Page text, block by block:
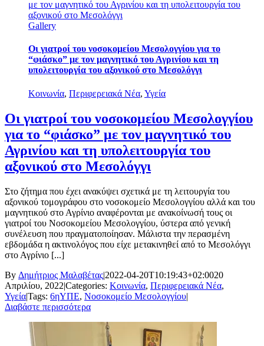
με τον μαγνητικό του Αγρινίου και τη υπολειτουργία του
αξονικού στο Μεσολόγγι
Gallery
Οι γιατροί του νοσοκομείου Μεσολογγίου για το
“φιάσκο” με τον μαγνητικό του Αγρινίου και τη
υπολειτουργία του αξονικού στο Μεσολόγγι
Κοινωνία, Περιφερειακά Νέα, Υγεία
Οι γιατροί του νοσοκομείου Μεσολογγίου
για το “φιάσκο” με τον μαγνητικό του
Αγρινίου και τη υπολειτουργία του
αξονικού στο Μεσολόγγι
Στο ζήτημα που έχει ανακύψει σχετικά με τη λειτουργία του
αξονικού τομογράφου στο νοσοκομείο Μεσολογγίου αλλά και του
μαγνητικού στο Αγρίνιο αναφέρονται με ανακοίνωσή τους οι
γιατροί του Νοσοκομείου Μεσολογγίου, ύστερα από γενική
συνέλευση που πραγματοποίησαν. Μάλιστα την περασμένη
εβδομάδα η ακτινολόγος που είχε μετακινηθεί από το Μεσολόγγι
στο Αγρίνιο [...]
By Δημήτριος Μαλαβέτας|2022-04-20T10:19:43+02:0020
Απριλίου, 2022|Categories: Κοινωνία, Περιφερειακά Νέα,
Υγεία|Tags: 6ηΥΠΕ, Νοσοκομείο Μεσολογγίου|
Διαβάστε περισσότερα